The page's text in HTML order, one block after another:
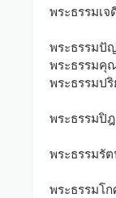
พระธรรมเจ
พระธรรม
พระธรรมคุ
พระธรรมป
พระธรรมปิ
พระธรรมรั
พระธรรมโ